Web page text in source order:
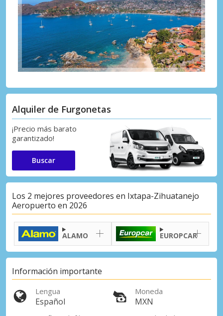
Alquiler de Furgonetas
¡Precio más barato
garantizado!
Buscar
Los 2 mejores proveedores en Ixtapa-Zihuatanejo
Aeropuerto en 2026
ALAMO EUROPCAR
Información importante
Lengua
Español
Moneda
MXN